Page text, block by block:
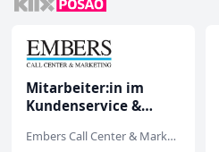
Mitarbeiter:in im
Kundenservice &
Embers Call Center & Marketing